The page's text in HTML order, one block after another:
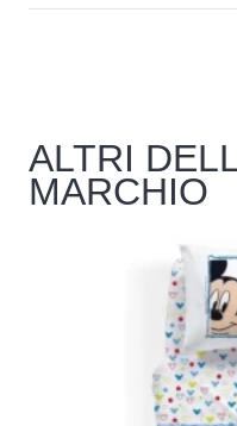
ALTRI
MARCHIO